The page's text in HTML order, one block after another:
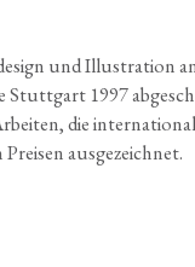
und Illus­tra­ti­on
Stutt­gart 1997
die inter­na­tio­nal
ausgezeichnet.